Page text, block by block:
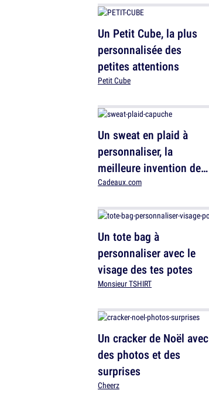
Un Petit Cube, la plus
personnalisée des
petites attentions
Petit Cube
Un sweat en plaid à
personnaliser, la
meilleure invention de
tous les temps
Cadeaux.com
Un tote bag à
personnaliser avec le
visage des tes potes
Monsieur TSHIRT
Un cracker de Noël avec
des photos et des
surprises
Cheerz